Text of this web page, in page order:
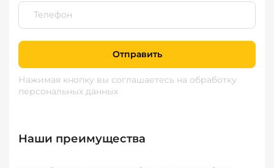
Отправить
Нажимая кнопку вы соглашаетесь на обработку
персональных данных
Наши преимущества